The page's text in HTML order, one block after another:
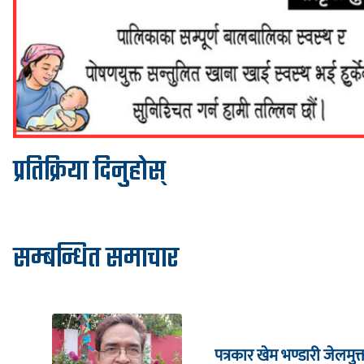
प्रतिक्रिया दिनुहोस्
सम्बन्धित समाचार
पत्रकार खेम भण्डारी